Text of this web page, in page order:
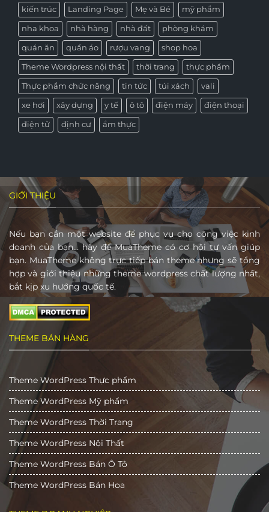
kiến trúc Landing Page Mẹ và Bé mỹ phẩm
nha khoa nhà hàng nhà đất phòng khám
quán ăn quần áo rượu vang shop hoa
Theme Wordpress nội thất thời trang thực phẩm
Thực phẩm chức năng tin tức túi xách vali
xe hơi xây dựng y tế ô tô điện máy điện thoại
điện tử định cư ẩm thực
GIỚI THIỆU
Nếu bạn cần một website để phục vụ cho công việc kinh
doanh của bạn… hãy để MuaTheme có cơ hội tư vấn giúp
bạn. MuaTheme không trực tiếp bán theme nhưng sẽ tổng
hợp và giới thiệu những theme wordpress chất lượng nhất,
bắt kịp xu hướng quốc tế.
THEME BÁN HÀNG
Theme WordPress Thực phẩm
Theme WordPress Mỹ phẩm
Theme WordPress Thời Trang
Theme WordPress Nội Thất
Theme WordPress Bán Ô Tô
Theme WordPress Bán Hoa